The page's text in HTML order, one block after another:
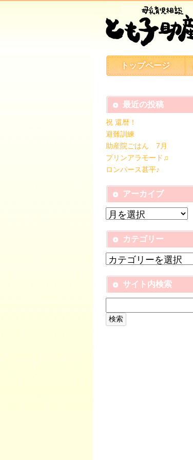
トップページ
最近の投稿
祝 還暦！
避難訓練
助産院ごはん 7月
プリンアラモード♫
ロンパース甚平♪
アーカイブ
カテゴリー
サイト内検索